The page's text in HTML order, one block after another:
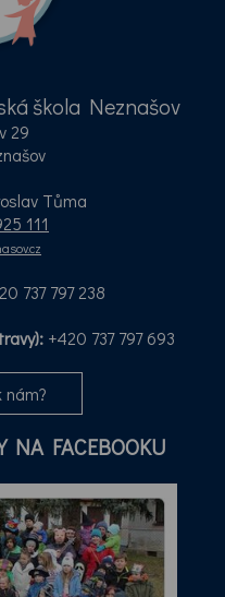
škola Neznašov
29
Tůma
111
737 797 238
+420 737 797 693
nám?
NA FACEBOOKU